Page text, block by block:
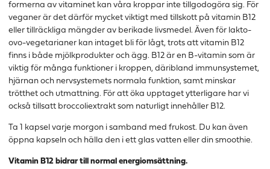
formerna av vitaminet kan våra kroppar inte tillgodogöra sig. För
veganer är det därför mycket viktigt med tillskott på vitamin B12
eller tillräckliga mängder av berikade livsmedel. Även för lakto-
ovo-vegetarianer kan intaget bli för lågt, trots att vitamin B12
finns i både mjölkprodukter och ägg. B12 är en B-vitamin som är
viktig för många funktioner i kroppen, däribland immunsystemet,
hjärnan och nervsystemets normala funktion, samt minskar
trötthet och utmattning. För att öka upptaget ytterligare har vi
också tillsatt broccoliextrakt som naturligt innehåller B12.
Ta 1 kapsel varje morgon i samband med frukost. Du kan även
öppna kapseln och hälla den i ett glas vatten eller din smoothie.
Vitamin B12 bidrar till normal energiomsättning.